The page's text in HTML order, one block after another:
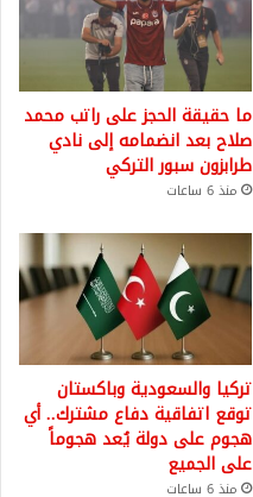
ما حقيقة الحجز على راتب محمد
صلاح بعد انضمامه إلى نادي
طرابزون سبور التركي
منذ 6 ساعات
تركيا والسعودية وباكستان
توقع اتفاقية دفاع مشترك.. أي
هجوم على دولة يُعد هجوماً
على الجميع
منذ 6 ساعات